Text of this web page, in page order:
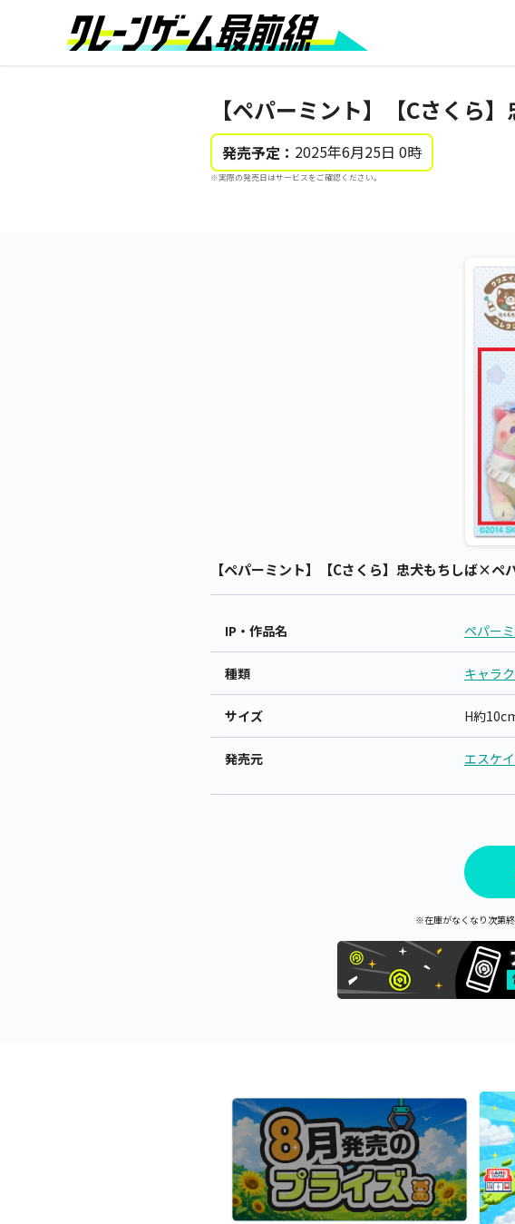
【ペパーミント】【Cさくら
発売予定： 2025年6月25日 0時
※実際の発売日はサービスをご確認ください。
【ペパーミント】【Cさくら】忠犬もちしば×
IP・作品名 ペパー
種類 キャラ
サイズ H約
発売元 エスケ
※在庫がなくなり次第